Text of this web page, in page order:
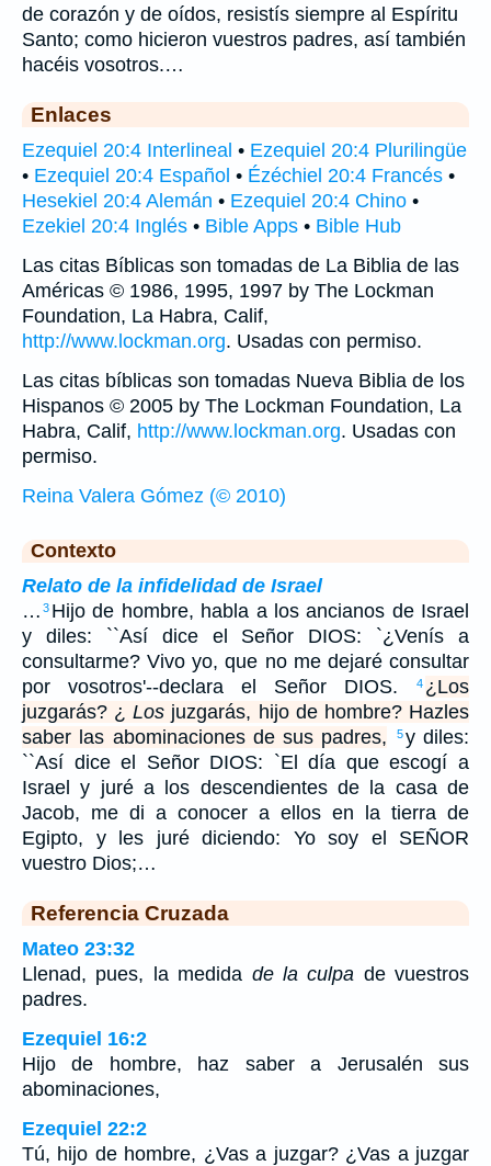
de corazón y de oídos, resistís siempre al Espíritu
Santo; como hicieron vuestros padres, así también
hacéis vosotros.…
Enlaces
Ezequiel 20:4 Interlineal • Ezequiel 20:4 Plurilingüe
• Ezequiel 20:4 Español • Ézéchiel 20:4 Francés •
Hesekiel 20:4 Alemán • Ezequiel 20:4 Chino •
Ezekiel 20:4 Inglés • Bible Apps • Bible Hub
Las citas Bíblicas son tomadas de La Biblia de las
Américas © 1986, 1995, 1997 by The Lockman
Foundation, La Habra, Calif,
http://www.lockman.org. Usadas con permiso.
Las citas bíblicas son tomadas Nueva Biblia de los
Hispanos © 2005 by The Lockman Foundation, La
Habra, Calif, http://www.lockman.org. Usadas con
permiso.
Reina Valera Gómez (© 2010)
Contexto
Relato de la infidelidad de Israel
… 3 Hijo de hombre, habla a los ancianos de Israel
y diles: ``Así dice el Señor DIOS: `¿Venís a
consultarme? Vivo yo, que no me dejaré consultar
por vosotros'--declara el Señor DIOS.
4 ¿Los
juzgarás? ¿Los juzgarás, hijo de hombre? Hazles
saber las abominaciones de sus padres,
5y diles:
``Así dice el Señor DIOS: `El día que escogí a
Israel y juré a los descendientes de la casa de
Jacob, me di a conocer a ellos en la tierra de
Egipto, y les juré diciendo: Yo soy el SEÑOR
vuestro Dios;…
Referencia Cruzada
Mateo 23:32
Llenad, pues, la medida de la culpa de vuestros
padres.
Ezequiel 16:2
Hijo de hombre, haz saber a Jerusalén sus
abominaciones,
Ezequiel 22:2
Tú, hijo de hombre, ¿Vas a juzgar? ¿Vas a juzgar